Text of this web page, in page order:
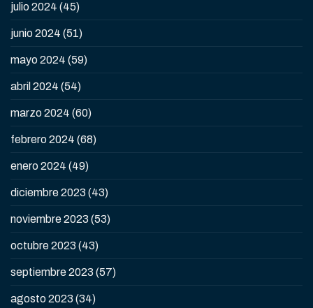
julio 2024 (45)
junio 2024 (51)
mayo 2024 (59)
abril 2024 (54)
marzo 2024 (60)
febrero 2024 (68)
enero 2024 (49)
diciembre 2023 (43)
noviembre 2023 (53)
octubre 2023 (43)
septiembre 2023 (57)
agosto 2023 (34)